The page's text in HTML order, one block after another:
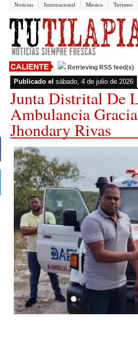
Noticias Internacional Musica Turismo
Retrieving RSS feed(s)
Publicado el sábado, 4 de julio de 2026
Junta Distrital De
Ambulancia
Jhondary Rivas